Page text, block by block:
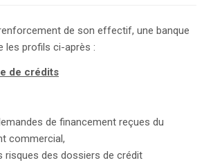
de son effectif, une banque
les profils ci-après :
de crédits
de financement reçues du
commercial,
risques des dossiers de crédit